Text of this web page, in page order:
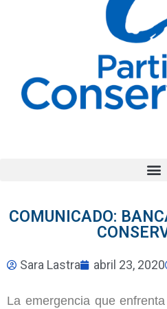
COMUNICADO:
Sara Lastra abril 23, 2020
La emergencia que